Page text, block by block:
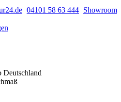
04101 58 63 444 Showroom
Deutschland